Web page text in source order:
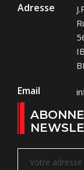
Adresse
Email